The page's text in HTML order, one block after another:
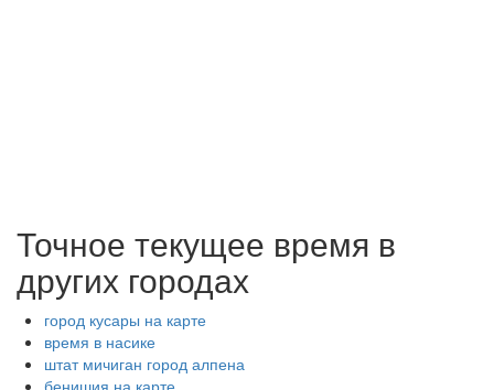
Точное текущее время в
других городах
город кусары на карте
время в насике
штат мичиган город алпена
бенишия на карте